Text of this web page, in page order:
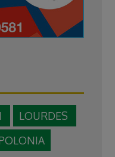
LOURDES